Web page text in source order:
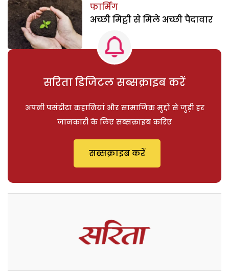
फार्मिंग
अच्छी मिट्टी से मिले अच्छी पैदावार
सरिता डिजिटल सब्सक्राइब करें
अपनी पसंदीदा कहानियां और सामाजिक मुद्दों से जुड़ी हर
जानकारी के लिए सब्सक्राइब करिए
सब्सक्राइब करें